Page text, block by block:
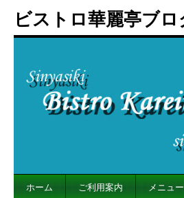
ビストロ華麗亭ブロ
ホーム ご利用案内 メニュー